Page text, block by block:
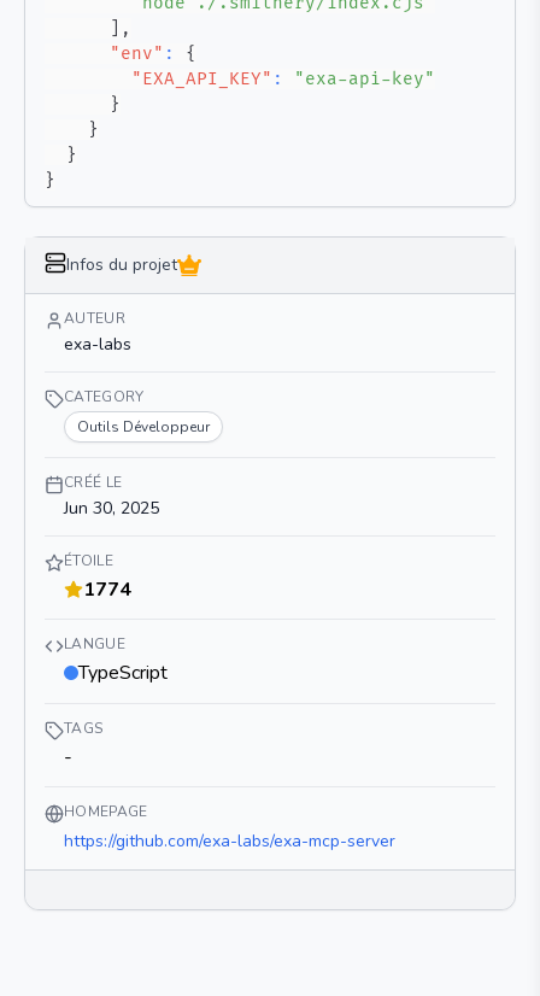
,
"env" :
{
"EXA_API_KEY" :
"exa-api-key"
}
}
}
}
Infos du projet
AUTEUR
exa-labs
CATEGORY
Outils Développeur
CRÉÉ LE
Jun 30, 2025
ÉTOILE
1774
LANGUE
TypeScript
TAGS
-
HOMEPAGE
https://github.com/exa-labs/exa-mcp-server